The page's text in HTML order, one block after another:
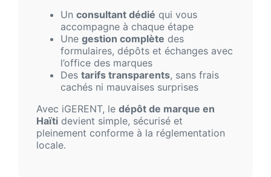
Un consultant dédié qui vous
accompagne à chaque étape
Une gestion complète des
formulaires, dépôts et échanges avec
l’office des marques
Des tarifs transparents, sans frais
cachés ni mauvaises surprises
Avec iGERENT, le dépôt de marque en
Haïti devient simple, sécurisé et
pleinement conforme à la réglementation
locale.